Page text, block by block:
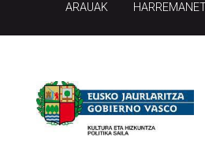
ARAUAK